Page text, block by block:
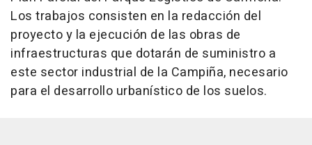
Los trabajos consisten en la redacción del
proyecto y la ejecución de las obras de
infraestructuras que dotarán de suministro a
este sector industrial de la Campiña, necesario
para el desarrollo urbanístico de los suelos.